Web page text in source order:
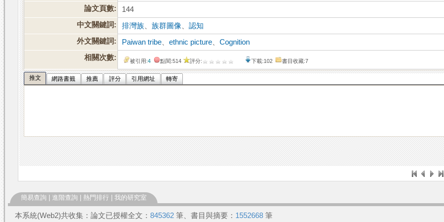
論文頁數:
144
中文關鍵詞:
排灣族 、族群圖像 、認知
外文關鍵詞:
Paiwan tribe 、ethnic picture 、Cognition
相關次數:
被引用:4 點閱:514 評分: 下載:102 書目收藏:7
推文 網路書籤 推薦 評分 引用網址 轉寄
簡易查詢 進階查詢 熱門排行 我的研究室
本系統(Web2)共收集：論文已授權全文： 845362 筆、書目與摘要： 1552668 筆